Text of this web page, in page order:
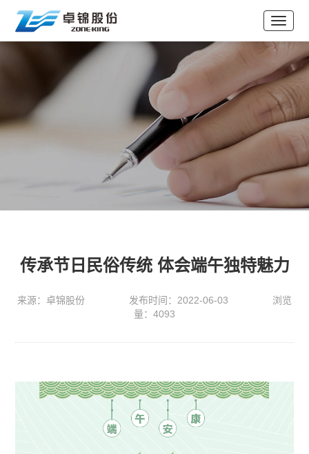
传承节日民俗传统 体会端午独特魅力
来源：卓锦股份 发布时间：2022-06-03
浏览
量：4093